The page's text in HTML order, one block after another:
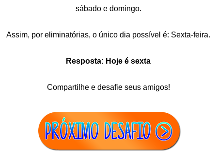
sábado e domingo.
Assim, por eliminatórias, o único dia possível é: Sexta-feira.
Resposta: Hoje é sexta
Compartilhe e desafie seus amigos!